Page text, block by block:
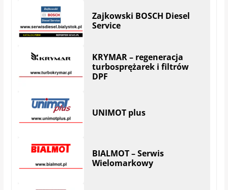
UNIMOT plus
BIALMOT – Serwis
Wielomarkowy
MAREK DUDEK AUTO
SERWIS| Hryniewicze
Serwis SKODA